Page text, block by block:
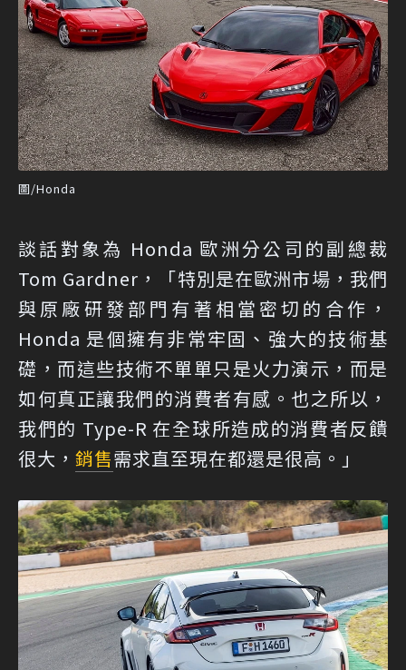
圖/Honda
談話對象為 Honda 歐洲分公司的副總裁
Tom Gardner，「特別是在歐洲市場，我們
與原廠研發部門有著相當密切的合作，
Honda 是個擁有非常牢固、強大的技術基
礎，而這些技術不單單只是火力演示，而是
如何真正讓我們的消費者有感。也之所以，
我們的 Type-R 在全球所造成的消費者反饋
很大， 銷售需求直至現在都還是很高。」